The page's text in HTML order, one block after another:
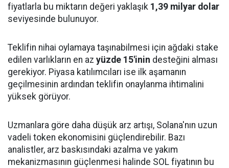
fiyatlarla bu miktarın değeri yaklaşık 1,39 milyar dolar
seviyesinde bulunuyor.
Teklifin nihai oylamaya taşınabilmesi için ağdaki stake
edilen varlıkların en az yüzde 15'inin desteğini alması
gerekiyor. Piyasa katılımcıları ise ilk aşamanın
geçilmesinin ardından teklifin onaylanma ihtimalini
yüksek görüyor.
Uzmanlara göre daha düşük arz artışı, Solana'nın uzun
vadeli token ekonomisini güçlendirebilir. Bazı
analistler, arz baskısındaki azalma ve yakım
mekanizmasının güçlenmesi halinde SOL fiyatının bu